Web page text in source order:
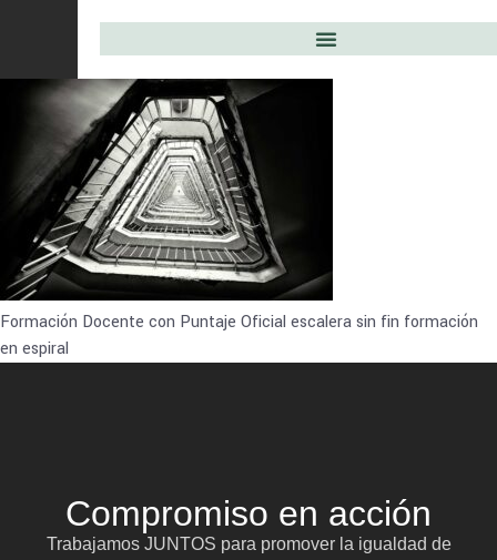
Formación Docente con Puntaje Oficial escalera sin fin formación
en espiral
Compromiso en acción
Trabajamos JUNTOS para promover la igualdad de